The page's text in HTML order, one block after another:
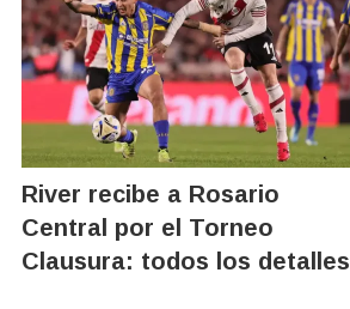
River recibe a Rosario
Central por el Torneo
Clausura: todos los detalles